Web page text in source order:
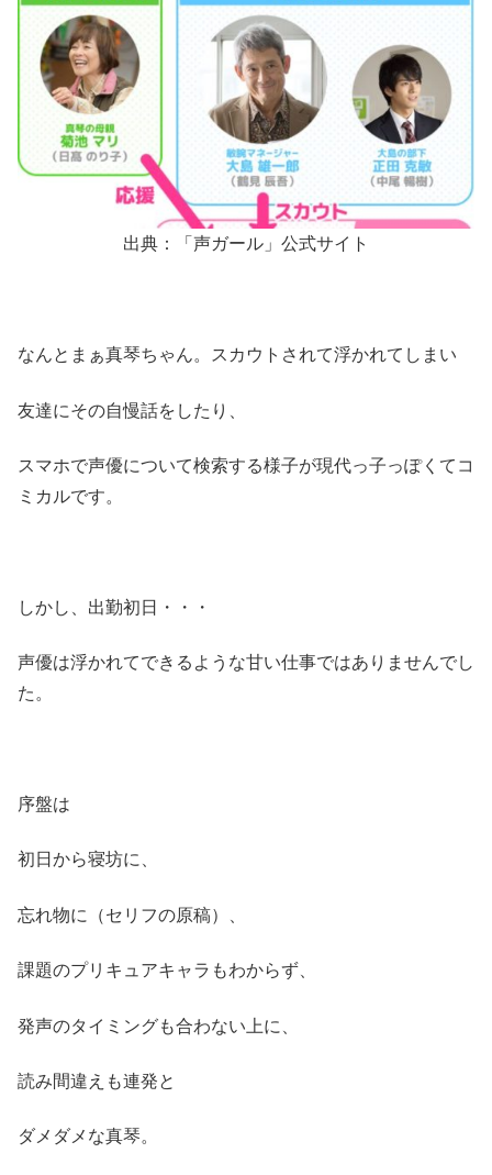
出典：「声ガール」公式サイト
なんとまぁ真琴ちゃん。スカウトされて浮かれてしまい
友達にその自慢話をしたり、
スマホで声優について検索する様子が現代っ子っぽくてコ
ミカルです。
しかし、出勤初日・・・
声優は浮かれてできるような甘い仕事ではありませんでし
た。
序盤は
初日から寝坊に、
忘れ物に（セリフの原稿）、
課題のプリキュアキャラもわからず、
発声のタイミングも合わない上に、
読み間違えも連発と
ダメダメな真琴。